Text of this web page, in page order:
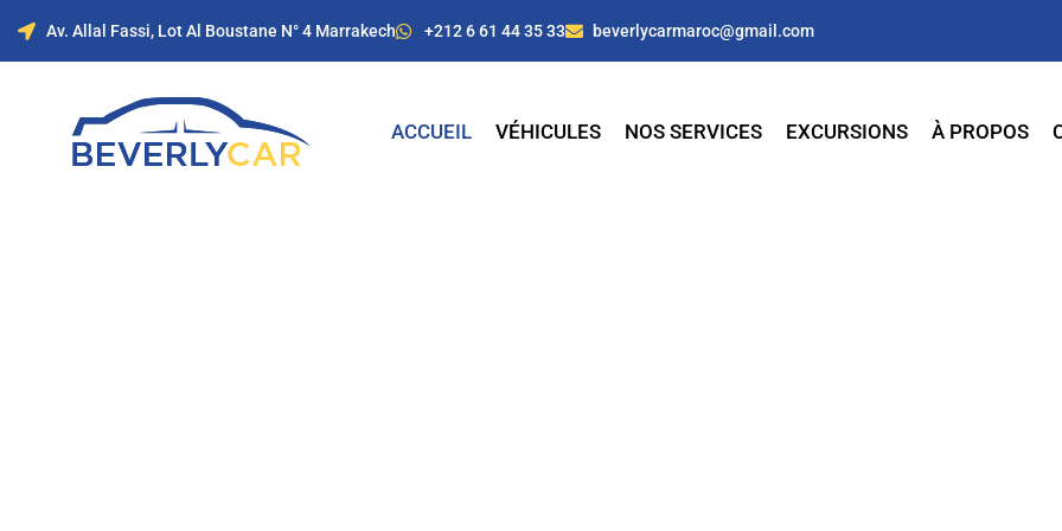
Av. Allal Fassi, Lot Al Boustane N° 4 Marrakech +212 6 61 44 35 33 beverlycarmaroc@gmail.com
ACCUEIL VÉHICULES NOS SERVICES EXCURSIONS À PROPOS